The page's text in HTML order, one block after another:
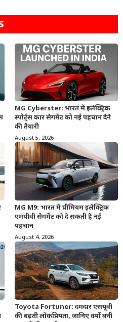
MG Cyberster: भारत में इलेक्ट्रिक
स्पोर्ट्स कार सेगमेंट को नई पहचान देने
की तैयारी
August 5, 2026
MG M9: भारत में प्रीमियम इलेक्ट्रिक
एमपीवी सेगमेंट को दे सकती है नई
पहचान
August 4, 2026
Toyota Fortuner: दमदार एसयूवी
की बढ़ती लोकप्रियता, जानिए क्यों बनी